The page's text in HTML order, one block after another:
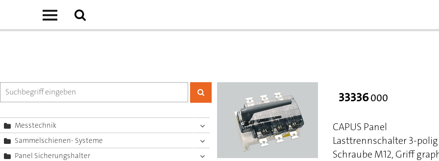
Messtechnik
Sammelschienen- Systeme
Panel Sicherungshalter
33336000
CAPUS Panel
Lasttrennschalter 3-polig
Schraube M12, Griff